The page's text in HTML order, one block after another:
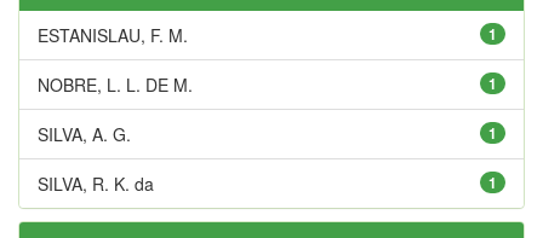
1
ESTANISLAU, F. M.
1
NOBRE, L. L. DE M.
1
SILVA, A. G.
1
SILVA, R. K. da